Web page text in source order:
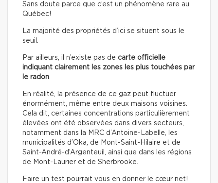
Sans doute parce que c’est un phénomène rare au
Québec!
La majorité des propriétés d’ici se situent sous le
seuil.
Par ailleurs, il n’existe pas de carte officielle
indiquant clairement les zones les plus touchées par
le radon
En réalité, la présence de ce gaz peut fluctuer
énormément, même entre deux maisons voisines.
Cela dit, certaines concentrations particulièrement
élevées ont été observées dans divers secteurs,
notamment dans la MRC d’Antoine-Labelle, les
municipalités d’Oka, de Mont-Saint-Hilaire et de
Saint-André-d’Argenteuil, ainsi que dans les régions
de Mont-Laurier et de Sherbrooke.
Faire un test pourrait vous en donner le cœur net!